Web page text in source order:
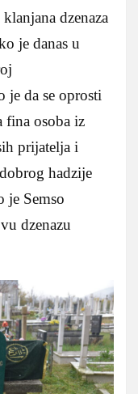
dzenaza
je danas u
je da se oprosti
fina osoba iz
prijatelja i
hadzije
je Semso
dzenazu